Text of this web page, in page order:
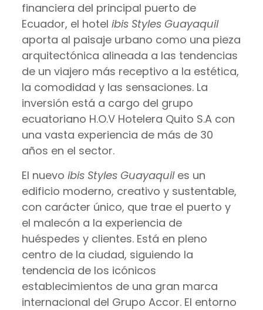
financiera del principal puerto de
Ecuador, el hotel ibis Styles Guayaquil
aporta al paisaje urbano como una pieza
arquitectónica alineada a las tendencias
de un viajero más receptivo a la estética,
la comodidad y las sensaciones. La
inversión está a cargo del grupo
ecuatoriano H.O.V Hotelera Quito S.A con
una vasta experiencia de más de 30
años en el sector.
El nuevo ibis Styles Guayaquil es un
edificio moderno, creativo y sustentable,
con carácter único, que trae el puerto y
el malecón a la experiencia de
huéspedes y clientes. Está en pleno
centro de la ciudad, siguiendo la
tendencia de los icónicos
establecimientos de una gran marca
internacional del Grupo Accor. El entorno